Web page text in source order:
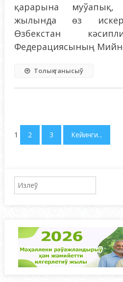
қарарына муўапық,
жылында өз
Өзбекстан
Федерациясының
Толық танысыў
1 2 3 Кейинги...
Qidirshish: